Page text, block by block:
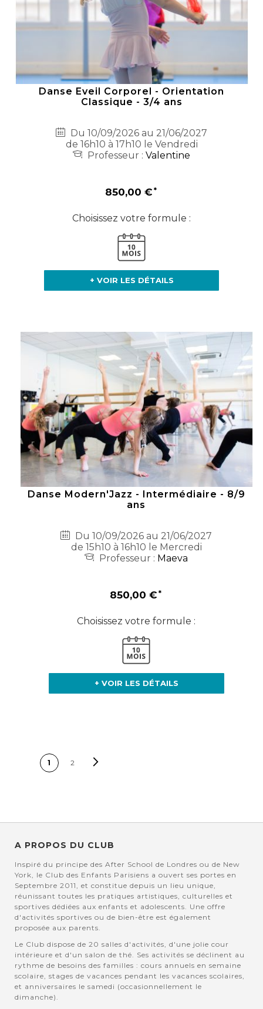
Danse Eveil Corporel - Orientation
Classique - 3/4 ans
Du 10/09/2026 au 21/06/2027
de 16h10 à 17h10 le Vendredi
Professeur : Valentine
850,00 €
Choisissez votre formule :
+ VOIR LES DÉTAILS
Danse Modern'Jazz - Intermédiaire - 8/9
ans
Du 10/09/2026 au 21/06/2027
de 15h10 à 16h10 le Mercredi
Professeur : Maeva
850,00 €
Choisissez votre formule :
+ VOIR LES DÉTAILS
Vous lisez
1 2
A PROPOS DU CLUB
Inspiré du principe des After School de Londres ou de New
York, le Club des Enfants Parisiens a ouvert ses portes en
Septembre 2011, et constitue depuis un lieu unique,
réunissant toutes les pratiques artistiques, culturelles et
sportives dédiées aux enfants et adolescents. Une offre
d'activités sportives ou de bien-être est également
proposée aux parents.
Le Club dispose de 20 salles d'activités, d'une jolie cour
intérieure et d'un salon de thé. Ses activités se déclinent au
rythme de besoins des familles : cours annuels en semaine
scolaire, stages de vacances pendant les vacances scolaires,
et anniversaires le samedi (occasionnellement le
dimanche).